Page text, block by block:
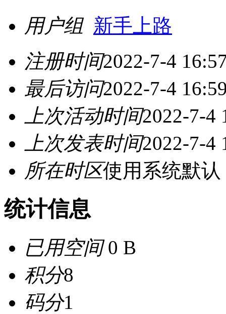
用户组 新手上路
注册时间2022-7-4
最后访问2022-7-4
上次活动时间2022-7-4
上次发表时间2022-7-4
所在时区使用系统默认
统计信息
已用空间0 B
积分8
码分1